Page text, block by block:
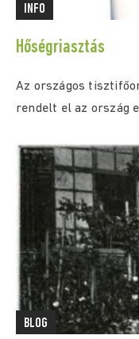
INFO
Hőségriasztás
Az országos
rendelt el az ország
BLOG